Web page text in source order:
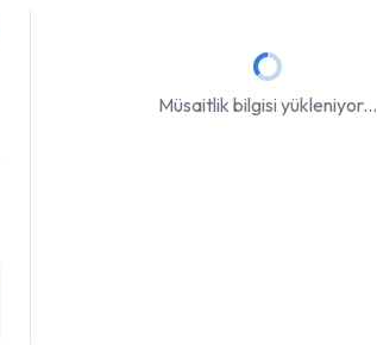
Müsaitlik bilgisi yükleniyor...